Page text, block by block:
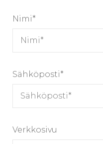
Nimi*
Sähköposti*
Verkkosivu